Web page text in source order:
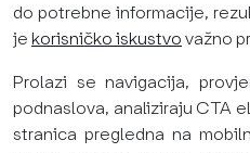
do potrebne informacije,
je korisničko iskustvovažno
Prolazi se navigacija,
podnaslova, analiziraju CTA
stranica pregledna na